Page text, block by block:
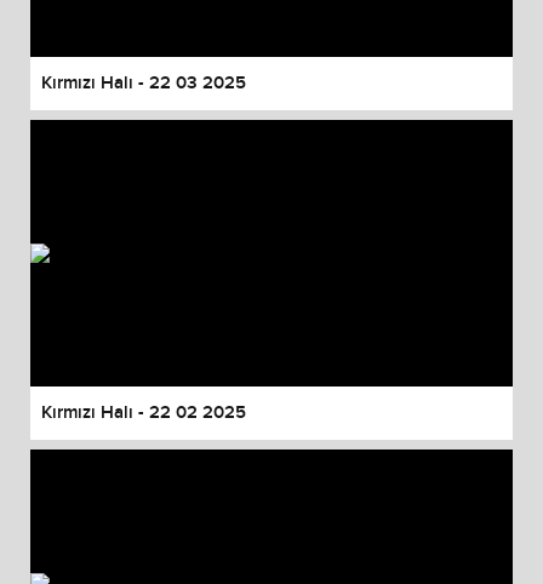
Kırmızı Halı - 22 03 2025
Kırmızı Halı - 22 02 2025